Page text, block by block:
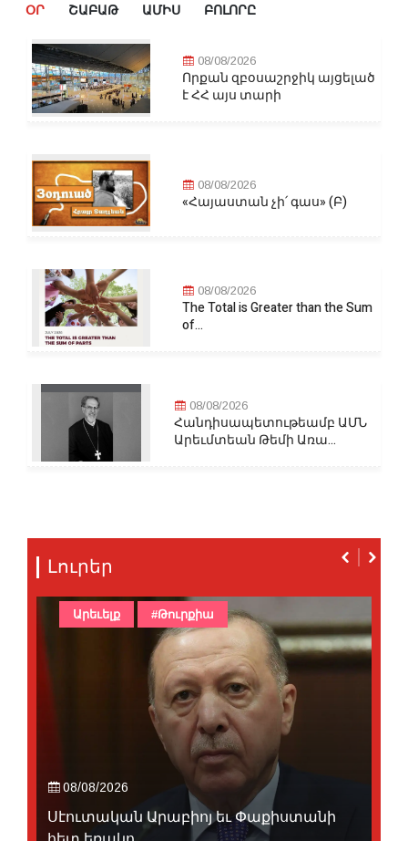
ՕՐ ՇԱԲԱԹ ԱՄԻՍ ԲՈԼՈՐԸ
08/08/2026
Որքան զբօսաշրջիկ այցելած
է ՀՀ այս տարի
08/08/2026
«Հայաստան չի՛ գաս» (Բ)
08/08/2026
The Total is Greater than the Sum
of...
08/08/2026
Հանդիսապետութեամբ ԱՄՆ
Արեւմտեան Թեմի Առա...
Լուրեր
08/08/2026
Սէուտական Արաբիոյ եւ Փաքիստանի
Արեւելք #Թուրքիա